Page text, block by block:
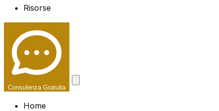
Risorse
Consulenza Gratuita
Home